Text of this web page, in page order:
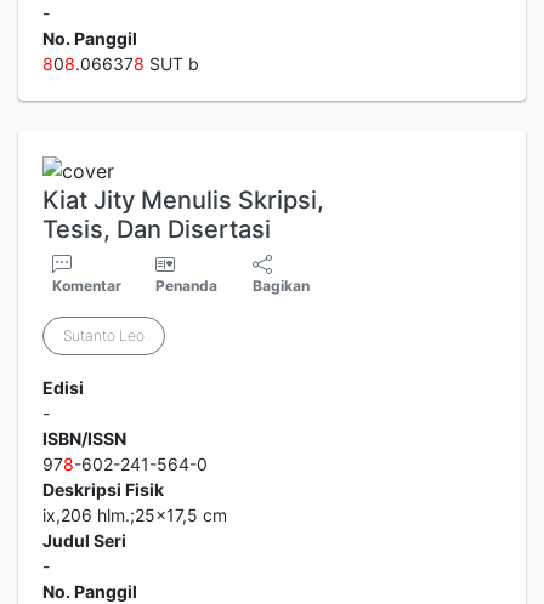
-
No. Panggil
808.066378 SUT b
Kiat Jity Menulis Skripsi,
Tesis, Dan Disertasi
Komentar Penanda Bagikan
Sutanto Leo
Edisi
-
ISBN/ISSN
978-602-241-564-0
Deskripsi Fisik
ix,206 hlm.;25x17,5 cm
Judul Seri
-
No. Panggil